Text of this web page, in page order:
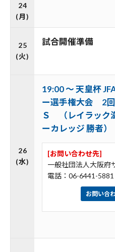
24
(月)
25
(火)
試合開催準備
26
(水)
19:00 ～ 天皇杯
ー選手権大会 2
Ｓ （レイラック
ーカレッジ 勝者）
[お問い合わせ先]
一般社団法人大阪府
電話：06-6441-5881
お問い合